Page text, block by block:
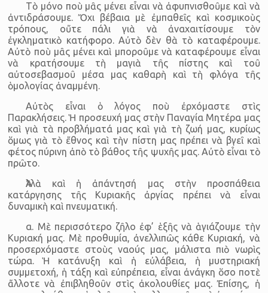
Τὸ μόνο ποὺ μᾶς μένει εἶναι νὰ ἀφυπνισθοῦμε καὶ νὰ
ἀντιδράσουμε. Ὄχι βέβαια μὲ ἐμπαθεῖς καὶ κοσμικοὺς
τρόπους, οὔτε πάλι γιὰ νὰ ἀναχαιτίσουμε τὸν
ἐγκληματικὸ κατήφορο. Αὐτὸ δὲν θὰ τὸ καταφέρουμε.
Αὐτὸ ποὺ μᾶς μένει καὶ μποροῦμε νὰ καταφέρουμε εἶναι
νὰ κρατήσουμε τὴ μαγιὰ τῆς πίστης καὶ τοῦ
αὐτοσεβασμοῦ μέσα μας καθαρὴ καὶ τὴ φλόγα τῆς
ὁμολογίας ἀναμμένη.
Αὐτὸς εἶναι ὁ λόγος ποὺ ἐρχόμαστε στὶς
Παρακλήσεις. Ἡ προσευχή μας στὴν Παναγία Μητέρα μας
καὶ γιὰ τὰ προβλήματά μας καὶ γιὰ τὴ ζωή μας, κυρίως
ὅμως γιὰ τὸ ἔθνος καὶ τὴν πίστη μας πρέπει νὰ βγεῖ καὶ
φέτος πύρινη ἀπὸ τὸ βάθος τῆς ψυχῆς μας. Αὐτὸ εἶναι τὸ
πρῶτο.
Ἀλλὰ καὶ ἡ ἀπάντησή μας στὴν προσπάθεια
κατάργησης τῆς Κυριακῆς ἀργίας πρέπει νὰ εἶναι
δυναμικὴ καὶ πνευματική.
α. Μὲ περισσότερο ζῆλο ἐφ’ ἑξῆς νὰ ἁγιάζουμε τὴν
Κυριακή μας. Μὲ προθυμία, ἀνελλιπῶς κάθε Κυριακή, νὰ
προσερχόμαστε στοὺς ναούς μας, μάλιστα πιὸ νωρὶς
τώρα. Ἡ κατάνυξη καὶ ἡ εὐλάβεια, ἡ μυστηριακή
συμμετοχή, ἡ τάξη καὶ εὐπρέπεια, εἶναι ἀνάγκη ὅσο ποτὲ
ἄλλοτε νὰ ἐπιβληθοῦν στὶς ἀκολουθίες μας. Ἐπίσης, ἡ